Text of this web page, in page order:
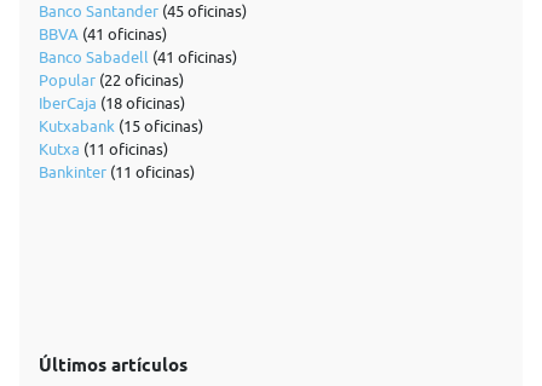
Banco Santander (45 oficinas)
BBVA (41 oficinas)
Banco Sabadell (41 oficinas)
Popular (22 oficinas)
IberCaja (18 oficinas)
Kutxabank (15 oficinas)
Kutxa (11 oficinas)
Bankinter (11 oficinas)
Últimos artículos